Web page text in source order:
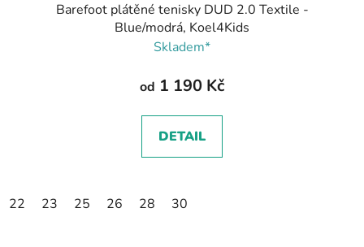
Barefoot plátěné tenisky DUD 2.0 Textile -
Blue/modrá, Koel4Kids
Skladem*
od 1 190 Kč
DETAIL
22 23 25 26 28 30